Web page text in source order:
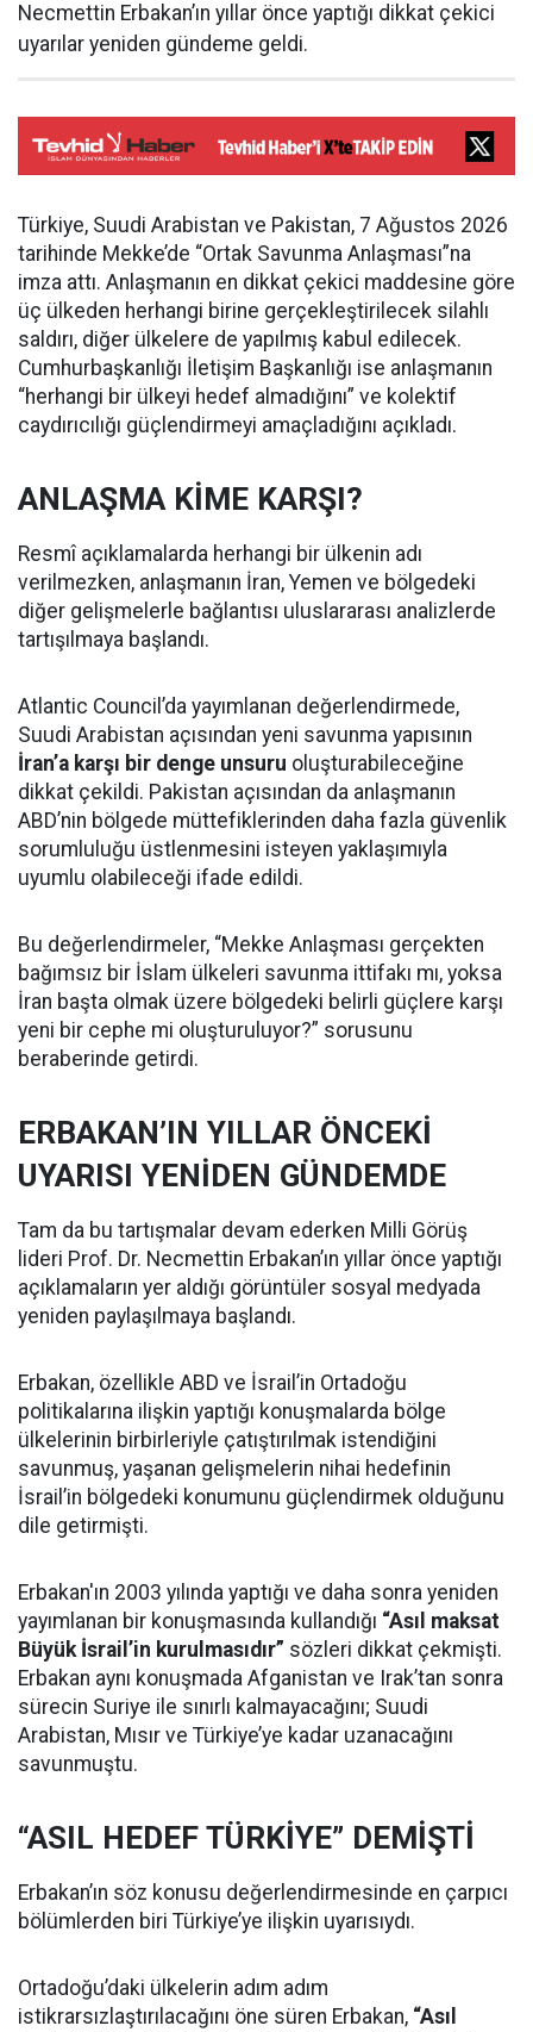
Necmettin Erbakan’ın yıllar önce yaptığı dikkat çekici
uyarılar yeniden gündeme geldi.
Türkiye, Suudi Arabistan ve Pakistan, 7 Ağustos 2026
tarihinde Mekke’de “Ortak Savunma Anlaşması”na
imza attı. Anlaşmanın en dikkat çekici maddesine göre
üç ülkeden herhangi birine gerçekleştirilecek silahlı
saldırı, diğer ülkelere de yapılmış kabul edilecek.
Cumhurbaşkanlığı İletişim Başkanlığı ise anlaşmanın
“herhangi bir ülkeyi hedef almadığını” ve kolektif
caydırıcılığı güçlendirmeyi amaçladığını açıkladı.
ANLAŞMA KİME KARŞI?
Resmî açıklamalarda herhangi bir ülkenin adı
verilmezken, anlaşmanın İran, Yemen ve bölgedeki
diğer gelişmelerle bağlantısı uluslararası analizlerde
tartışılmaya başlandı.
Atlantic Council’da yayımlanan değerlendirmede,
Suudi Arabistan açısından yeni savunma yapısının
İran’a karşı bir denge unsuru oluşturabileceğine
dikkat çekildi. Pakistan açısından da anlaşmanın
ABD’nin bölgede müttefiklerinden daha fazla güvenlik
sorumluluğu üstlenmesini isteyen yaklaşımıyla
uyumlu olabileceği ifade edildi.
Bu değerlendirmeler, “Mekke Anlaşması gerçekten
bağımsız bir İslam ülkeleri savunma ittifakı mı, yoksa
İran başta olmak üzere bölgedeki belirli güçlere karşı
yeni bir cephe mi oluşturuluyor?” sorusunu
beraberinde getirdi.
ERBAKAN’IN YILLAR ÖNCEKİ
UYARISI YENİDEN GÜNDEMDE
Tam da bu tartışmalar devam ederken Milli Görüş
lideri Prof. Dr. Necmettin Erbakan’ın yıllar önce yaptığı
açıklamaların yer aldığı görüntüler sosyal medyada
yeniden paylaşılmaya başlandı.
Erbakan, özellikle ABD ve İsrail’in Ortadoğu
politikalarına ilişkin yaptığı konuşmalarda bölge
ülkelerinin birbirleriyle çatıştırılmak istendiğini
savunmuş, yaşanan gelişmelerin nihai hedefinin
İsrail’in bölgedeki konumunu güçlendirmek olduğunu
dile getirmişti.
Erbakan'ın 2003 yılında yaptığı ve daha sonra yeniden
yayımlanan bir konuşmasında kullandığı “Asıl maksat
Büyük İsrail’in kurulmasıdır” sözleri dikkat çekmişti.
Erbakan aynı konuşmada Afganistan ve Irak’tan sonra
sürecin Suriye ile sınırlı kalmayacağını; Suudi
Arabistan, Mısır ve Türkiye’ye kadar uzanacağını
savunmuştu.
“ASIL HEDEF TÜRKİYE” DEMİŞTİ
Erbakan’ın söz konusu değerlendirmesinde en çarpıcı
bölümlerden biri Türkiye’ye ilişkin uyarısıydı.
Ortadoğu’daki ülkelerin adım adım
istikrarsızlaştırılacağını öne süren Erbakan, “Asıl